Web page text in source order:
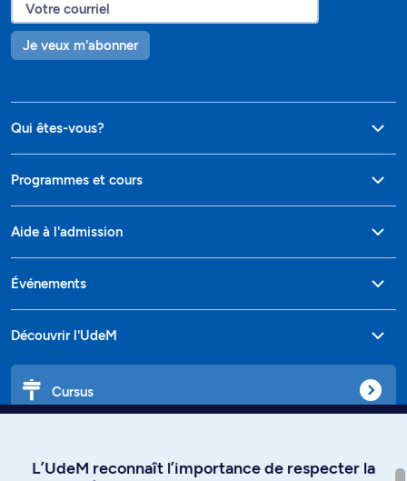
Je veux m'abonner
Qui êtes-vous?
Programmes et cours
Aide à l'admission
Événements
Découvrir l'UdeM
Cursus
L’UdeM reconnaît l’importance de respecter la